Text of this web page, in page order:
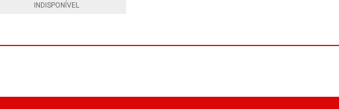
INDISPONÍVEL